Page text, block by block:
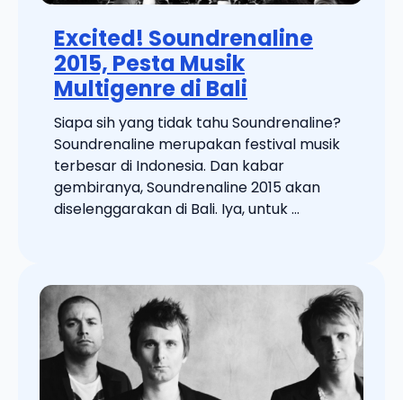
Excited! Soundrenaline
2015, Pesta Musik
Multigenre di Bali
Siapa sih yang tidak tahu Soundrenaline?
Soundrenaline merupakan festival musik
terbesar di Indonesia. Dan kabar
gembiranya, Soundrenaline 2015 akan
diselenggarakan di Bali. Iya, untuk ...